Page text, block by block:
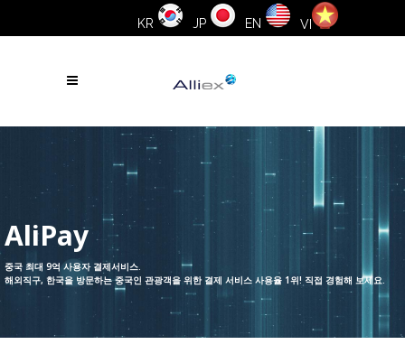
KR JP EN VI
AliPay
중국 최대 9억 사용자 결제서비스.
해외직구, 한국을 방문하는 중국인 관광객을 위한 결제 서비스 사용율 1위! 직접 경험해 보세요.